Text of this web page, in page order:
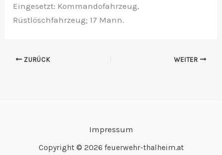
Eingesetzt: Kommandofahrzeug,
Rüstlöschfahrzeug; 17 Mann.
ZURÜCK WEITER
Impressum
Copyright © 2026 feuerwehr-thalheim.at